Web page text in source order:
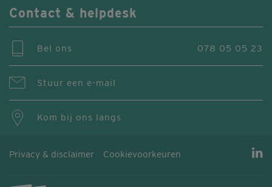
Contact & helpdesk
Bel ons 078 05 05 23
Stuur een e-mail
Kom bij ons langs
Privacy & disclaimer Cookievoorkeuren